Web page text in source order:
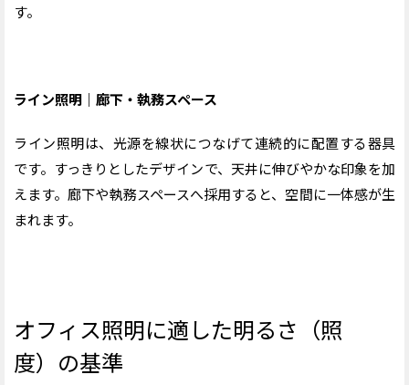
す。
ライン照明｜廊下・執務スペース
ライン照明は、光源を線状につなげて連続的に配置する器具
です。すっきりとしたデザインで、天井に伸びやかな印象を加
えます。廊下や執務スペースへ採用すると、空間に一体感が生
まれます。
オフィス照明に適した明るさ（照
度）の基準